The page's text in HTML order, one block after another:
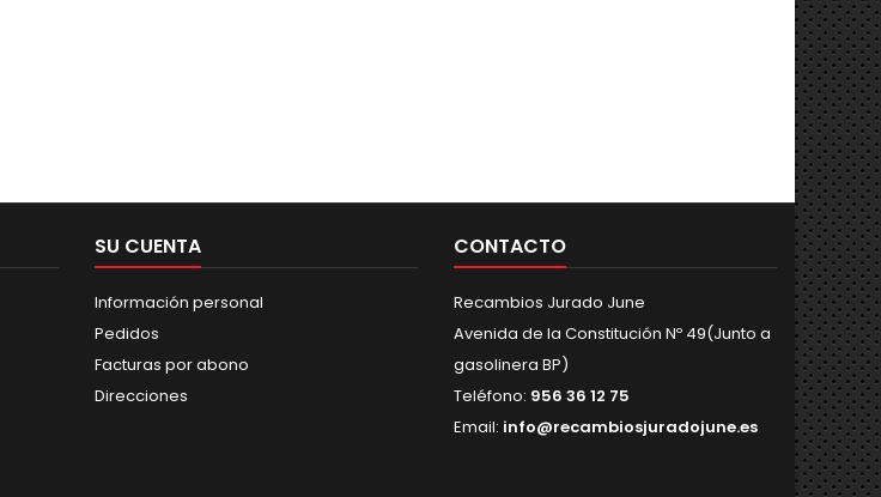
SU CUENTA
Información personal
Pedidos
Facturas por abono
Direcciones
CONTACTO
Recambios Jurado June
Avenida de la Constitución Nº 49(Junto a
gasolinera BP)
Teléfono: 956 36 12 75
Email: info@recambiosjuradojune.es